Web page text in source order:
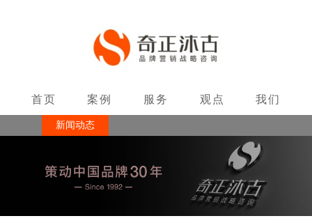
首页 案例 服务 观点 我们
联系新闻动态